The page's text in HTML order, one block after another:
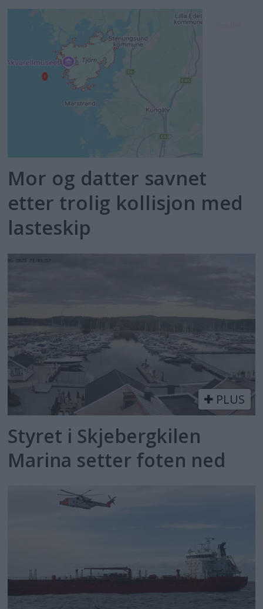
Mor og datter savnet
etter trolig kollisjon med
lasteskip
PLUS
Styret i Skjebergkilen
Marina setter foten ned